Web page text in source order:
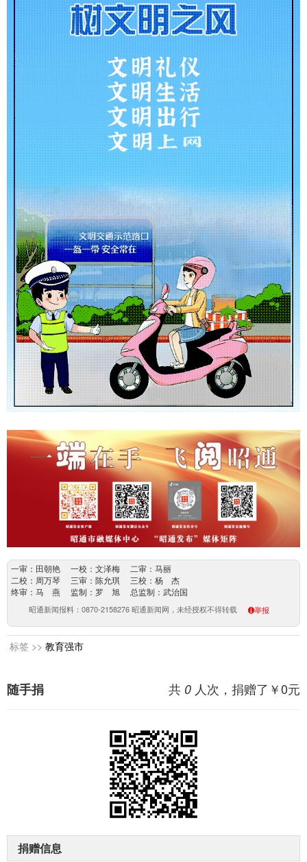
一审：田朝艳 一校：文泽梅 二审：马丽
二校：周万琴 三审：陈允琪 三校：杨 杰
终审：马 燕 监制：罗 旭 总监制：武治国
昭通新闻报料：0870-2158276 昭通新闻网，未经授权不得转载 举报
标签 >> 教育强市
共 0 人次，捐赠了￥0元
随手捐
捐赠信息